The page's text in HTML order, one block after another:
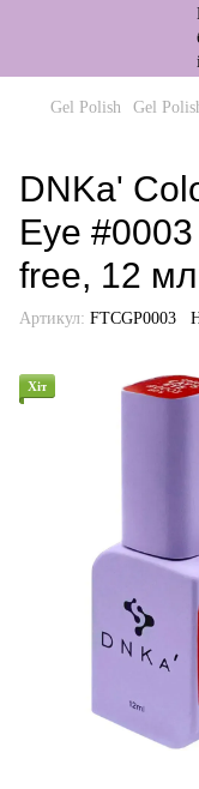
Gel Polish Gel
DNKa'
Eye
free, 12 мл
Артикул: FTCGP0003
Хіт